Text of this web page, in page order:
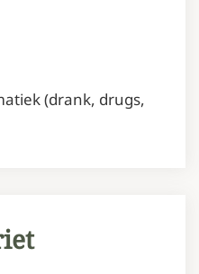
(drank, drugs,